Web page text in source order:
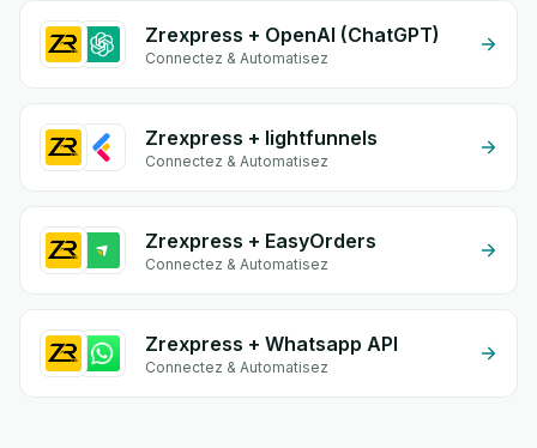
Zrexpress + OpenAI (ChatGPT)
Connectez & Automatisez
Zrexpress + lightfunnels
Connectez & Automatisez
Zrexpress + EasyOrders
Connectez & Automatisez
Zrexpress + Whatsapp API
Connectez & Automatisez